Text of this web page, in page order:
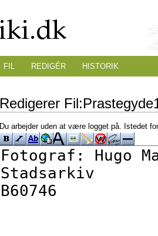
Redigerer
Du arbejder uden at være logget på. Istedet
FIL REDIGÉR HISTORIK